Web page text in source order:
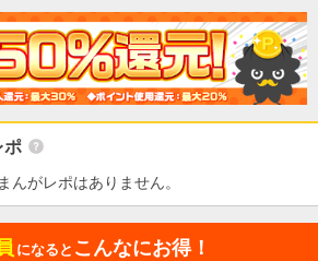
ポ
んがレポはありません。
になると こんなにお得！